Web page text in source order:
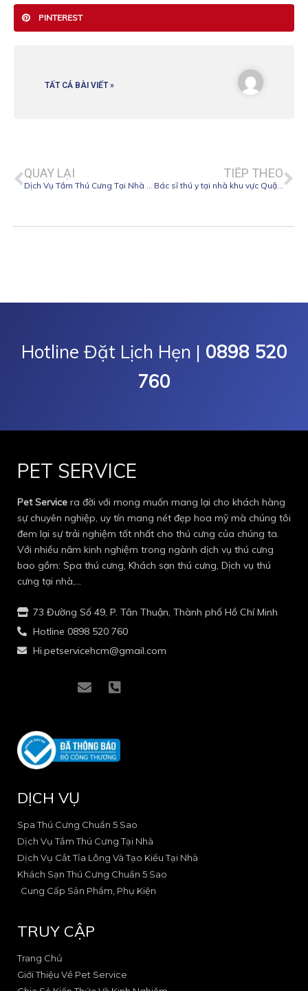
PINTEREST
TẤT CẢ BÀI VIẾT »
QUAY LẠI
Dịch Vụ Tắm Thú Cưng Tại Nhà TP.HCM: Sạch Sâu & Thơm Lâu (2026)
TIẾP THEO
Bác sĩ thú y tại nhà khu vực Quận 1
Hotline Đặt Lịch Hẹn | 0898 520
760
PET SERVICE
Pet Service ra đời với mong muốn mang lại cho khách hàng
sự chuyên nghiệp, uy tín mang nét đẹp hoa mỹ mà chúng tôi
đem lại sự trải nghiệm tốt nhất cho thú cưng của chúng ta.
Với nhiều năm kinh nghiệm trong ngành dịch vụ thú cưng
bao gồm: Spa thú cưng, Khách sạn thú cưng, Dịch vụ thú
cưng tại nhà,…
73 Đường Số 49, P. Tân Thuận, Thành phố Hồ Chí Minh
Hotline 0898 520 760
Hi.petservicehcm@gmail.com
-
f
a
c
b
o
k
-
2
i
n
a
r
a
m
-
1
n
o
p
h
-
s
e
-
a
l
t
DỊCH VỤ
Spa Thú Cưng Chuẩn 5 Sao
Dịch Vụ Tắm Thú Cưng Tại Nhà
Dịch Vụ Cắt Tỉa Lông Và Tạo Kiểu Tại Nhà
Khách Sạn Thú Cưng Chuẩn 5 Sao
Cung Cấp Sản Phẩm, Phụ Kiện
TRUY CẬP
Trang Chủ
Giới Thiệu Về Pet Service